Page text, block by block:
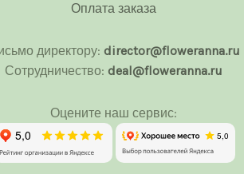
Оплата заказа
директору: director@floweranna.ru
Сотрудничество:deal@floweranna.ru
Оцените наш сервис: